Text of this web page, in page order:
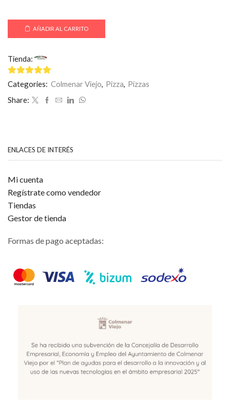
AÑADIR AL CARRITO
Tienda:
4.75de 5
Categories: Colmenar Viejo, Pizza, Pizzas
Share:
ENLACES DE INTERÉS
Mi cuenta
Regístrate como vendedor
Tiendas
Gestor de tienda
Formas de pago aceptadas: